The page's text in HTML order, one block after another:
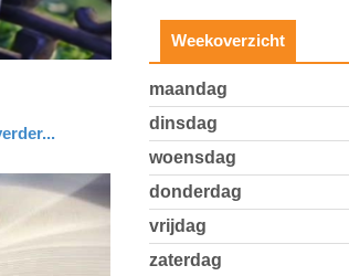
Weekoverzicht
maandag
dinsdag
woensdag
donderdag
vrijdag
zaterdag